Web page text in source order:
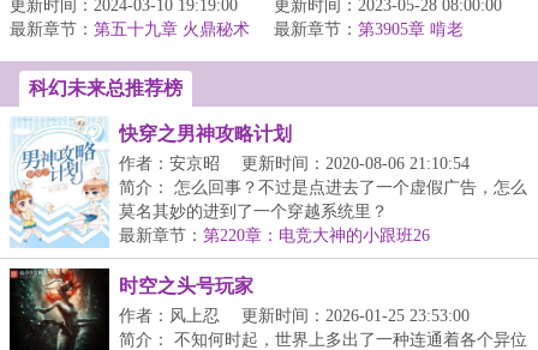
心中炽烈明亮的火焰，从
不动摇。
更新时间：2024-03-10 19:19:00
最新章节： 第五十九章 火鼎秘术
获得永生的生命，同时在
现实世界，收获属于自己
更新时间：2023-05-28 08:00:00
最新章节： 第3905章 啃老
科幻未来总推荐榜
快穿之男神攻略计划
作者：安京昭
更新时间：2020-08-06 21:10:54
简介： 怎么回事？不过是点进去了一个虚假广告，怎么
莫名其妙的进到了一个穿越系统里？
...
最新章节： 第220章：电竞大神的小跟班26
时空之头号玩家
作者：风上忍
更新时间：2026-01-25 23:53:00
简介： 不知何时起，世界上多出了一种连通着各个异位